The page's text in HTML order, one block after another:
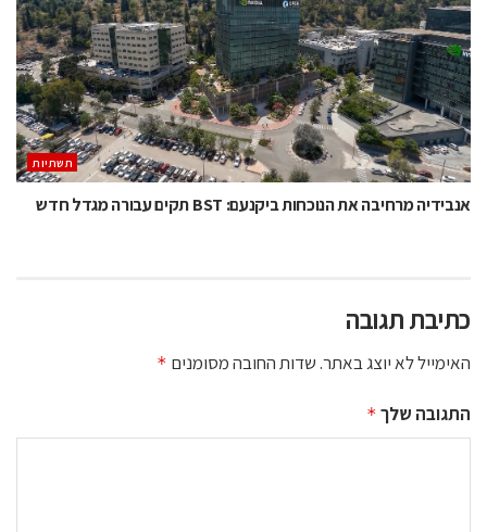
תשתיות
אנבידיה מרחיבה את הנוכחות ביקנעם: BST תקים עבורה מגדל חדש
כתיבת תגובה
האימייל לא יוצג באתר.שדות החובה מסומנים *
התגובה שלך *